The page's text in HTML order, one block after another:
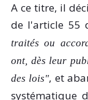
A ce titre, il
de l'article 55
traités ou
ont, dès leur
des lois", et
systématique